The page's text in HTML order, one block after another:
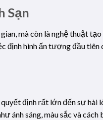
Sạn
mà còn là nghệ thuật
định hình ấn tượng đầu
định rất lớn đến sự
ánh sáng, màu sắc và